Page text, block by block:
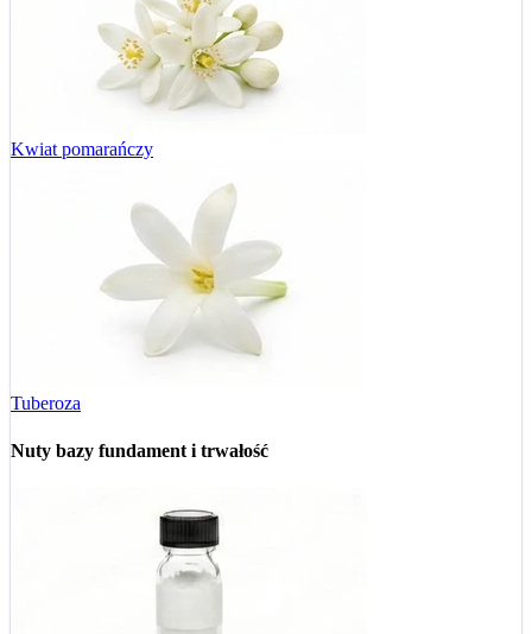
Kwiat pomarańczy
Tuberoza
Nuty bazy fundament i trwałość